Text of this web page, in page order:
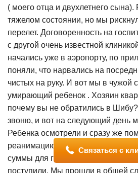
( моего отца и двухлетнего
тяжелом состоянии, но мы
перелет. Договоренность на
с другой очень известной
начались уже в аэропорту, по
поняли, что нарвались на
чистых на руку. И вот мы в чужой
умирающий ребенок . Хозяин
почему вы не обратились в
звоню, и вот на следующий день
Ребенка осмотрели и сразу же
реанимацию, хотя у нас с мужем
суммы для госпитализации,
поступили. Мы прошли в общей
Связаться с